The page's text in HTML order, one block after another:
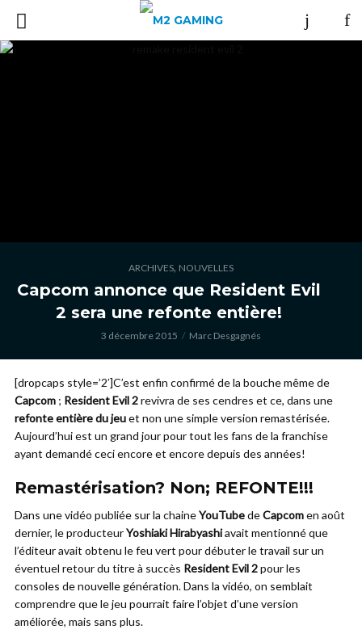
ARCHIVES, NOUVELLES
Capcom annonce que Resident Evil
2 sera une refonte entière!
3 décembre 2015 Marc Desgagnés
[dropcaps style=’2′]C’est enfin confirmé de la bouche même de
Capcom ; Resident Evil 2revivra de ses cendres et ce, dans une
refonte entière du jeuet non une simple version remastérisée.
Aujourd’hui est un grand jour pour tout les fans de la franchise
ayant demandé ceci encore et encore depuis des années!
Remastérisation? Non; REFONTE!!!
Dans une vidéo publiée sur la chaineYouTubedeCapcomen août
dernier, le producteurYoshiaki Hirabyashiavait mentionné que
l’éditeur avait obtenu le feu vert pour débuter le travail sur un
éventuel retour du titre à succès Resident Evil 2pour les
consoles de nouvelle génération. Dans la vidéo, on semblait
comprendre que le jeu pourrait faire l’objet d’une version
améliorée, mais sans plus.